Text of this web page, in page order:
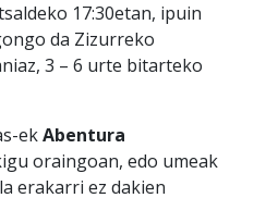
17:30etan, ipuin
da Zizurreko
3 – 6 urte bitarteko
ekAbentura
oraingoan, edo umeak
erakarri ez dakien